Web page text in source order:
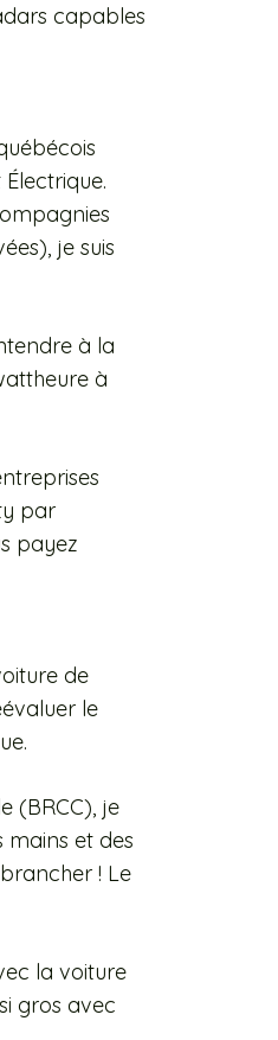
capables
je suis
à la
à
par
payez
de
le
(BRCC), je
mains et des
! Le
la voiture
gros avec